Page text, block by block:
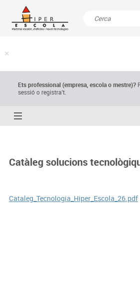
Ets professional (empresa,escola o mestre)?
sessió o registra't.
Catàleg solucions
Cataleg_Tecnologia_Hiper_Escola_26.pdf